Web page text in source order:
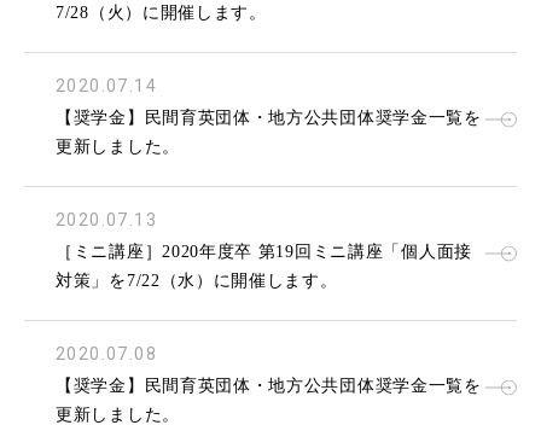
7/28（火）に開催します。
2020.07.14
【奨学金】民間育英団体・地方公共団体奨学金一覧を
更新しました。
2020.07.13
［ミニ講座］2020年度卒 第19回ミニ講座「個人面接
対策」を7/22（水）に開催します。
2020.07.08
【奨学金】民間育英団体・地方公共団体奨学金一覧を
更新しました。